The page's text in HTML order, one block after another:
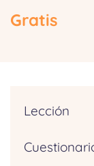
Gratis
Lección